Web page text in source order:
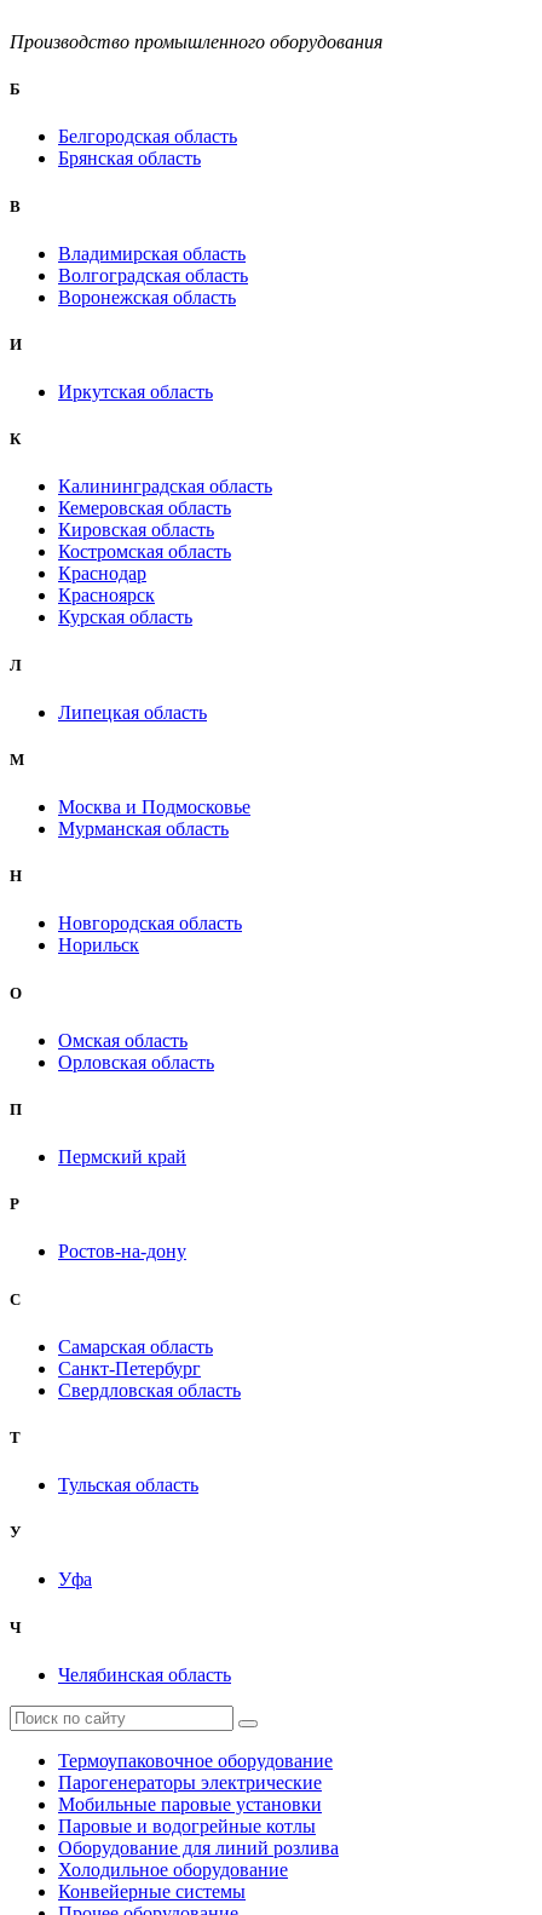
Производство промышленного оборудования
Б
Белгородская область
Брянская область
B
Владимирская область
Волгоградская область
Воронежская область
И
Иркутская область
К
Калининградская область
Кемеровская область
Кировская область
Костромская область
Краснодар
Красноярск
Курская область
Л
Липецкая область
М
Москва и Подмосковье
Мурманская область
Н
Новгородская область
Норильск
О
Омская область
Орловская область
П
Пермский край
Р
Ростов-на-дону
С
Самарская область
Санкт-Петербург
Свердловская область
Т
Тульская область
У
Уфа
Ч
Челябинская область
Термоупаковочное оборудование
Парогенераторы электрические
Мобильные паровые установки
Паровые и водогрейные котлы
Оборудование для линий розлива
Холодильное оборудование
Конвейерные системы